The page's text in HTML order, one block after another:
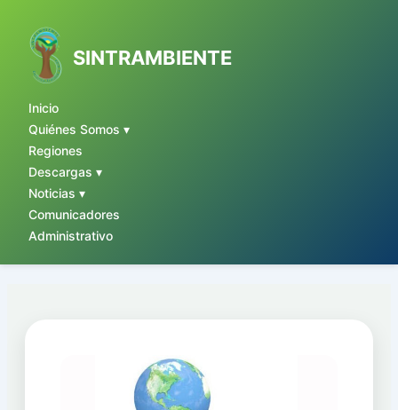
SINTRAMBIENTE
Inicio
Quiénes Somos ▾
Regiones
Descargas ▾
Noticias ▾
Comunicadores
Administrativo
contenido